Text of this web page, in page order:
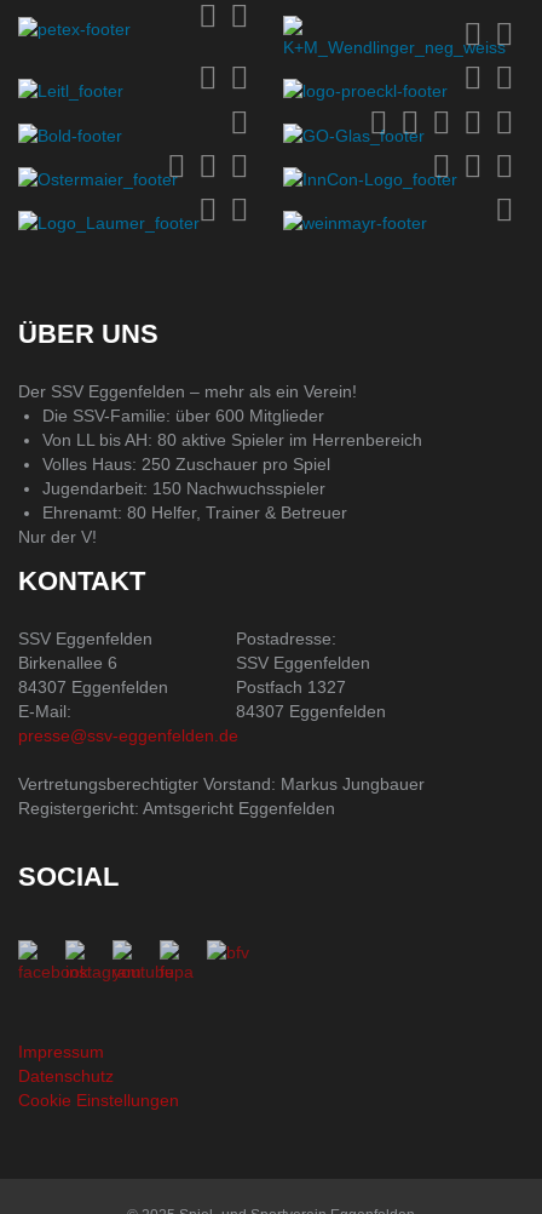
ÜBER UNS
Der SSV Eggenfelden – mehr als ein Verein!
Die SSV-Familie: über 600 Mitglieder
Von LL bis AH: 80 aktive Spieler im Herrenbereich
Volles Haus: 250 Zuschauer pro Spiel
Jugendarbeit: 150 Nachwuchsspieler
Ehrenamt: 80 Helfer, Trainer & Betreuer
Nur der V!
KONTAKT
SSV Eggenfelden
Birkenallee 6
84307 Eggenfelden
E-Mail:
presse@ssv-eggenfelden.de
Postadresse:
SSV Eggenfelden
Postfach 1327
84307 Eggenfelden
Vertretungsberechtigter Vorstand: Markus Jungbauer
Registergericht: Amtsgericht Eggenfelden
SOCIAL
Impressum
Datenschutz
Cookie Einstellungen